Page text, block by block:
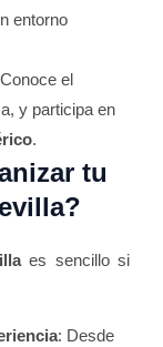
entorno
el
y participa en
.
tu
es sencillo si
: Desde